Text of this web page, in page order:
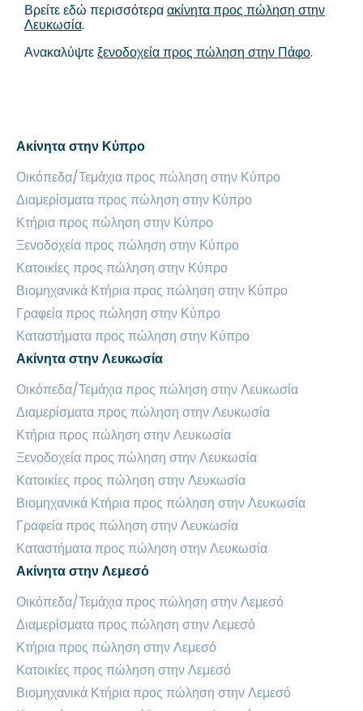
Βρείτε εδώ περισσότεραακίνητα προς πώληση στην
Λευκωσία.
Ανακαλύψτεξενοδοχεία προς πώληση στην Πάφο.
Ακίνητα στην Κύπρο
Οικόπεδα/Τεμάχια προς πώληση στην Κύπρο
Διαμερίσματα προς πώληση στην Κύπρο
Κτήρια προς πώληση στην Κύπρο
Ξενοδοχεία προς πώληση στην Κύπρο
Κατοικίες προς πώληση στην Κύπρο
Βιομηχανικά Κτήρια προς πώληση στην Κύπρο
Γραφεία προς πώληση στην Κύπρο
Καταστήματα προς πώληση στην Κύπρο
Ακίνητα στην Λευκωσία
Οικόπεδα/Τεμάχια προς πώληση στην Λευκωσία
Διαμερίσματα προς πώληση στην Λευκωσία
Κτήρια προς πώληση στην Λευκωσία
Ξενοδοχεία προς πώληση στην Λευκωσία
Κατοικίες προς πώληση στην Λευκωσία
Βιομηχανικά Κτήρια προς πώληση στην Λευκωσία
Γραφεία προς πώληση στην Λευκωσία
Καταστήματα προς πώληση στην Λευκωσία
Ακίνητα στην Λεμεσό
Οικόπεδα/Τεμάχια προς πώληση στην Λεμεσό
Διαμερίσματα προς πώληση στην Λεμεσό
Κτήρια προς πώληση στην Λεμεσό
Κατοικίες προς πώληση στην Λεμεσό
Βιομηχανικά Κτήρια προς πώληση στην Λεμεσό